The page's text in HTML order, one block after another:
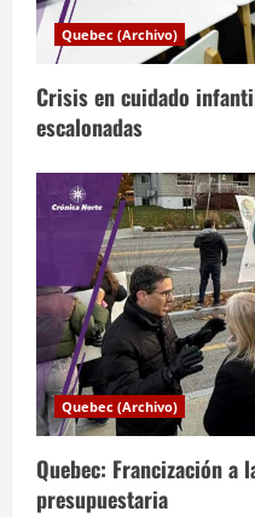
a
s
Quebec (Archivo)
Crisis en cuidado
escalonadas
Quebec (Archivo)
Quebec: Francización
presupuestaria